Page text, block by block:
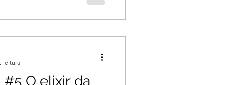
O elixir da
leitura